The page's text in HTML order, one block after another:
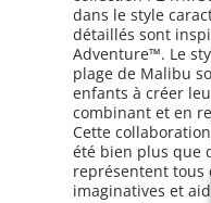
dans le style
détaillés sont
Adventure™. Le
plage de Malibu
enfants à créer
combinant et en
Cette
été bien plus que
représentent tous
imaginatives et